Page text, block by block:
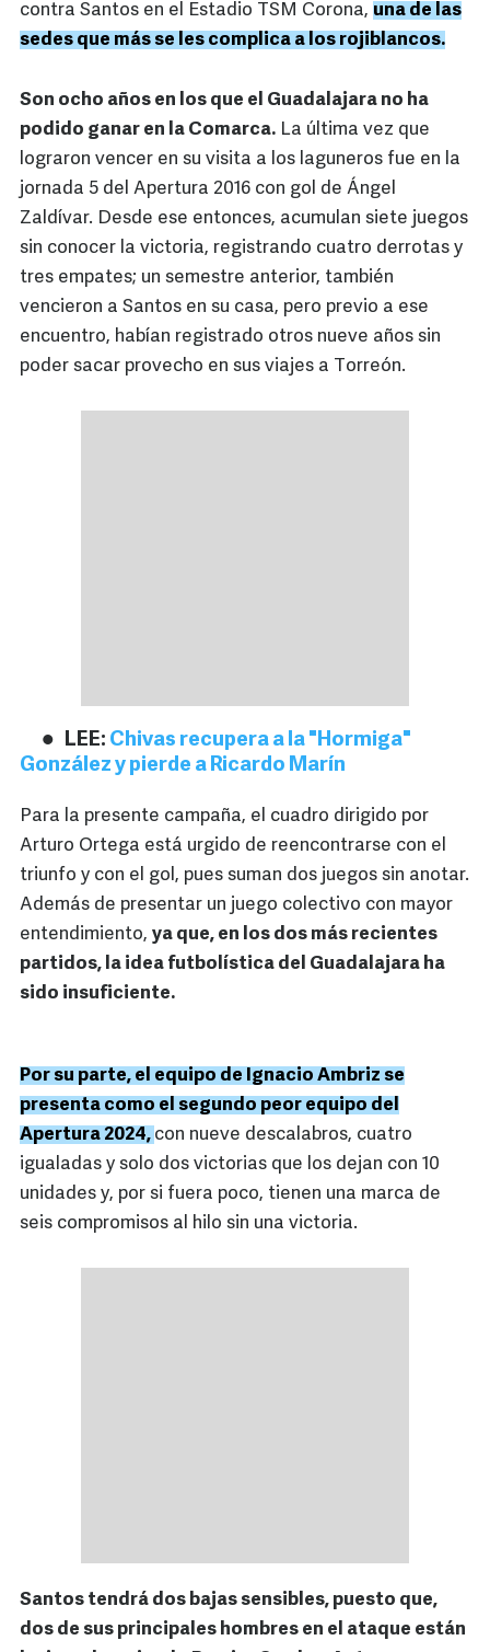
contra Santos en el Estadio TSM Corona, una de las
sedes que más se les complica a los rojiblancos.
Son ocho años en los que el Guadalajara no ha
podido ganar en la Comarca. La última vez que
lograron vencer en su visita a los laguneros fue en la
jornada 5 del Apertura 2016 con gol de Ángel
Zaldívar. Desde ese entonces, acumulan siete juegos
sin conocer la victoria, registrando cuatro derrotas y
tres empates; un semestre anterior, también
vencieron a Santos en su casa, pero previo a ese
encuentro, habían registrado otros nueve años sin
poder sacar provecho en sus viajes a Torreón.
LEE: Chivas recupera a la "Hormiga"
González y pierde a Ricardo Marín
Para la presente campaña, el cuadro dirigido por
Arturo Ortega está urgido de reencontrarse con el
triunfo y con el gol, pues suman dos juegos sin anotar.
Además de presentar un juego colectivo con mayor
entendimiento, ya que, en los dos más recientes
partidos, la idea futbolística del Guadalajara ha
sido insuficiente.
Por su parte, el equipo de Ignacio Ambriz se
presenta como el segundo peor equipo del
Apertura 2024, con nueve descalabros, cuatro
igualadas y solo dos victorias que los dejan con 10
unidades y, por si fuera poco, tienen una marca de
seis compromisos al hilo sin una victoria.
Santos tendrá dos bajas sensibles, puesto que,
dos de sus principales hombres en el ataque están